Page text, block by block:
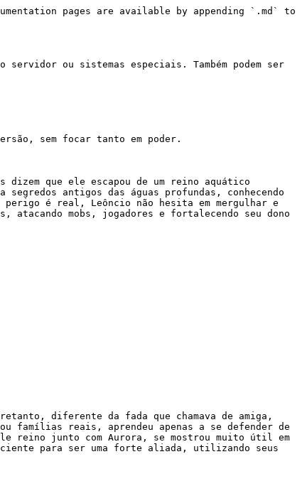
pages are available by appending `.md` to
ou sistemas especiais. Também podem ser
sem focar tanto em poder.
dizem que ele escapou de um reino aquático
antigos das águas profundas, conhecendo
perigo é real, Leôncio não hesita em mergulhar e
mobs, jogadores e fortalecendo seu dono
diferente da fada que chamava de amiga,
famílias reais, aprendeu apenas a se defender de
reino junto com Aurora, se mostrou muito útil em
para ser uma forte aliada, utilizando seus